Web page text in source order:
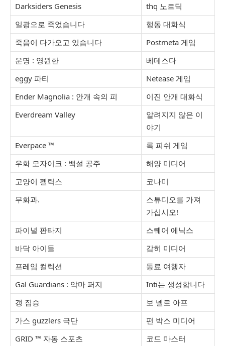
Darksiders Genesis
thq 노르딕
일광으로 죽었습니다
행동 대화식
죽음이 다가오고 있습니다
Postmeta 게임
운명 : 영원한
베데스다
eggy 파티
Netease 게임
Ender Magnolia : 안개 속의 피
이진 안개 대화식
Everdream Valley
알려지지 않은 이
야기
Everpace ™
록 피쉬 게임
우화 모자이크 : 백설 공주
해양 미디어
고양이 펠릭스
코나미
무화과.
스튜디오를 가져
가십시오!
파이널 판타지
스퀘어 에닉스
바닥 아이들
감히 미디어
프레임 컬렉션
동료 여행자
Gal Guardians : 악마 퍼지
Inti는 생성합니다
갱 짐승
보 넬로 아프
가스 guzzlers 극단
펀 박스 미디어
GRID ™ 자동 스포츠
코드 마스터